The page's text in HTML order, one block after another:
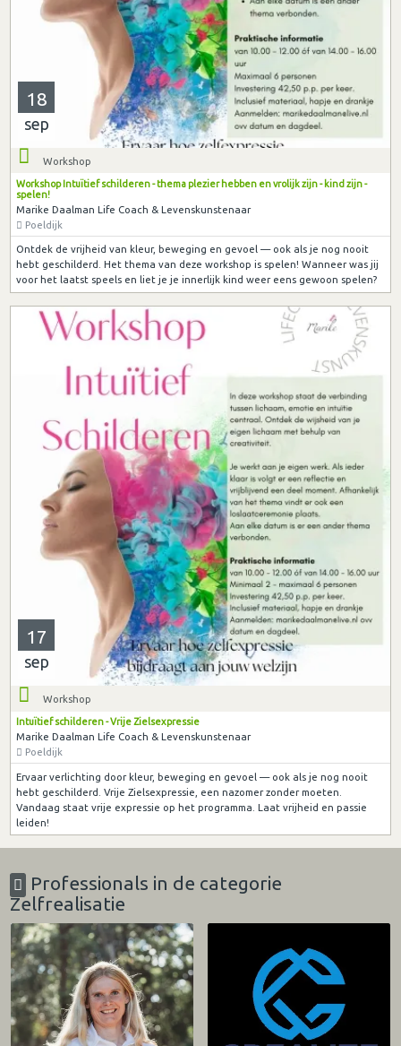
18
sep
Workshop
Workshop Intuïtief schilderen - thema plezier hebben en vrolijk zijn - kind zijn -
spelen!
Marike Daalman Life Coach & Levenskunstenaar
Poeldijk
Ontdek de vrijheid van kleur, beweging en gevoel — ook als je nog nooit
hebt geschilderd. Het thema van deze workshop is spelen! Wanneer was jij
voor het laatst speels en liet je je innerlijk kind weer eens gewoon spelen?
17
sep
Workshop
Intuïtief schilderen - Vrije Zielsexpressie
Marike Daalman Life Coach & Levenskunstenaar
Poeldijk
Ervaar verlichting door kleur, beweging en gevoel — ook als je nog nooit
hebt geschilderd. Vrije Zielsexpressie, een nazomer zonder moeten.
Vandaag staat vrije expressie op het programma. Laat vrijheid en passie
leiden!
Professionals in de categorie
Zelfrealisatie